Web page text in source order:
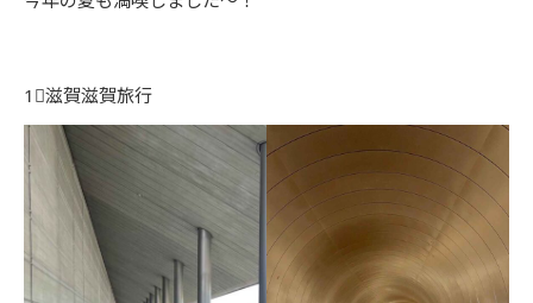
1⃣滋賀滋賀旅行